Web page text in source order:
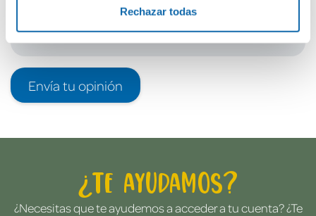
Rechazar todas
Envía tu opinión
¿Te ayudamos?
¿Necesitas que te ayudemos a acceder a tu cuenta? ¿Te